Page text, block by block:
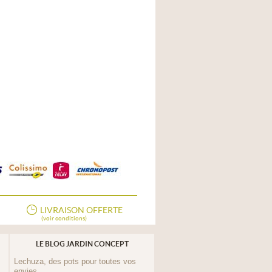
LIVRAISON OFFERTE
(voir conditions)
LE BLOG JARDIN CONCEPT
Lechuza, des pots pour toutes vos